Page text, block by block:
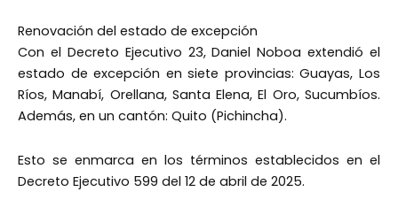
Renovación del estado de excepción
Con el Decreto Ejecutivo 23, Daniel Noboa extendió el
estado de excepción en siete provincias: Guayas, Los
Ríos, Manabí, Orellana, Santa Elena, El Oro, Sucumbíos.
Además, en un cantón: Quito (Pichincha).
Esto se enmarca en los términos establecidos en el
Decreto Ejecutivo 599 del 12 de abril de 2025.